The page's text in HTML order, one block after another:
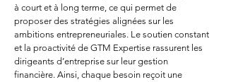
à court et à long terme, ce qui permet de
proposer des stratégies alignées sur les
ambitions entrepreneuriales. Le soutien constant
et la proactivité de GTM Expertise rassurent les
dirigeants d’entreprise sur leur gestion
financière. Ainsi, chaque besoin reçoit une